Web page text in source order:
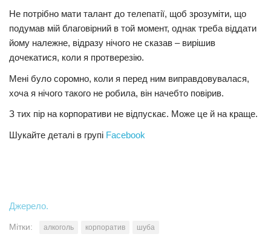
Не потрібно мати талант до телепатії, щоб зрозуміти, що
подумав мій благовірний в той момент, однак треба віддати
йому належне, відразу нічого не сказав – вирішив
дочекатися, коли я протвeрезію.
Мені було соромно, коли я перед ним виправдовувалася,
хоча я нічого такого не робила, він начебто повірив.
З тих пір на корпоративи не відпускає. Може це й на краще.
Шукайте деталі в групі Facebook
Джерело.
Мітки: алкоголь корпоратив шуба